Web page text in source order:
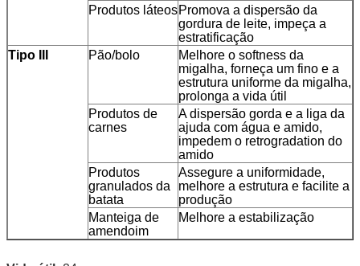
Produtos láteosPromova a dispersão da
gordura de leite, impeça a
estratificação
Tipo III
Pão/bolo
Melhore o softness da
migalha, forneça um fino e a
estrutura uniforme da migalha,
prolonga a vida útil
Produtos de
carnes
A dispersão gorda e a liga da
ajuda com água e amido,
impedem o retrogradation do
amido
Produtos
granulados da
batata
Assegure a uniformidade,
melhore a estrutura e facilite a
produção
Manteiga de
amendoim
Melhore a estabilização